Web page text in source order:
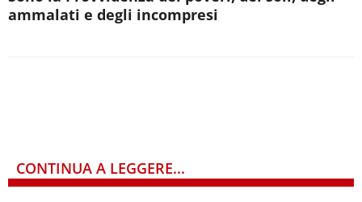
ammalati e degli incompresi
CONTINUA A LEGGERE...